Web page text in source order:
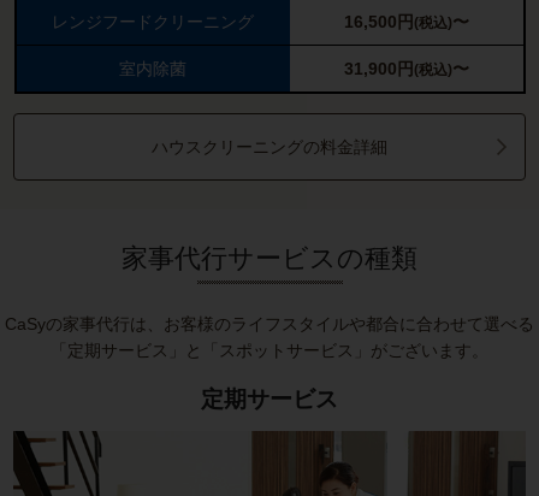
レンジフードクリーニング 16,500 円 (税込)〜
室内除菌 31,900 円 (税込)〜
ハウスクリーニングの料金詳細
家事代行サービスの種類
CaSyの家事代行は、お客様のライフスタイルや都合に合わせて選べる
「定期サービス」と「スポットサービス」がございます。
定期サービス